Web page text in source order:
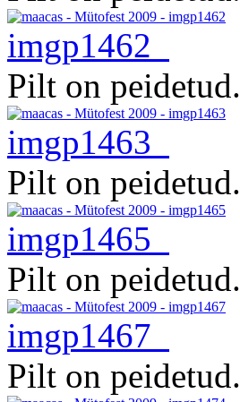
imgp1462
Pilt on peidetud.
imgp1463
Pilt on peidetud.
imgp1465
Pilt on peidetud.
imgp1467
Pilt on peidetud.